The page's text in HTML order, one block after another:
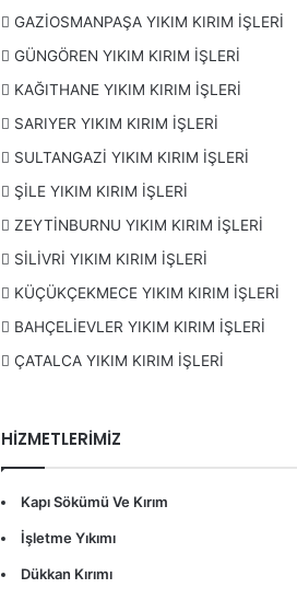
GAZİOSMANPAŞA YIKIM KIRIM İŞLERİ
GÜNGÖREN YIKIM KIRIM İŞLERİ
KAĞITHANE YIKIM KIRIM İŞLERİ
SARIYER YIKIM KIRIM İŞLERİ
SULTANGAZİ YIKIM KIRIM İŞLERİ
ŞİLE YIKIM KIRIM İŞLERİ
ZEYTİNBURNU YIKIM KIRIM İŞLERİ
SİLİVRİ YIKIM KIRIM İŞLERİ
KÜÇÜKÇEKMECE YIKIM KIRIM İŞLERİ
BAHÇELİEVLER YIKIM KIRIM İŞLERİ
ÇATALCA YIKIM KIRIM İŞLERİ
HİZMETLERİMİZ
Kapı Sökümü Ve Kırım
İşletme Yıkımı
Dükkan Kırımı